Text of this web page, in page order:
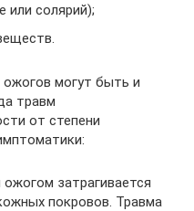
или солярий);
могут быть и
травм
от степени
затрагивается
покровов. Травма